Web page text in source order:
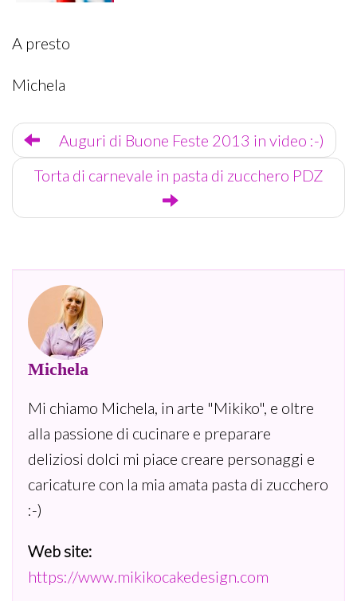
A presto
Michela
Last
edit:
Auguri di Buone Feste 2013 in video :-)
Torta di carnevale in pasta di zucchero PDZ
Michela
Mi chiamo Michela, in arte "Mikiko", e oltre
alla passione di cucinare e preparare
deliziosi dolci mi piace creare personaggi e
caricature con la mia amata pasta di zucchero
:-)
Web site:
https://www.mikikocakedesign.com